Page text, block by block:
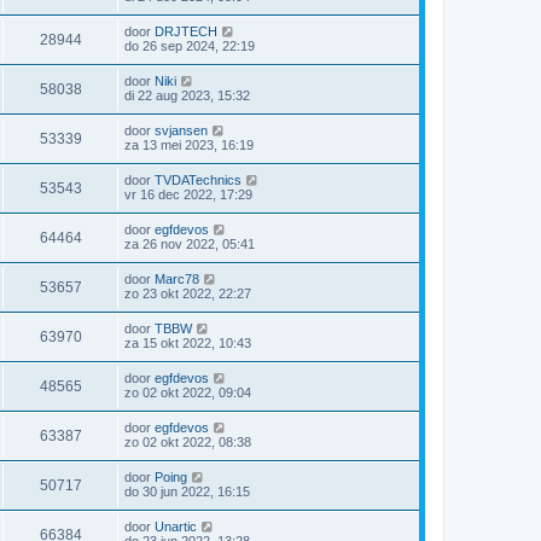
28944 door DRJTECH
do 26 sep 2024, 22:19
58038 door Niki
di 22 aug 2023, 15:32
53339 door svjansen
za 13 mei 2023, 16:19
53543 door TVDATechnics
vr 16 dec 2022, 17:29
64464 door egfdevos
za 26 nov 2022, 05:41
53657 door Marc78
zo 23 okt 2022, 22:27
63970 door TBBW
za 15 okt 2022, 10:43
48565 door egfdevos
zo 02 okt 2022, 09:04
63387 door egfdevos
zo 02 okt 2022, 08:38
50717 door Poing
do 30 jun 2022, 16:15
66384 door Unartic